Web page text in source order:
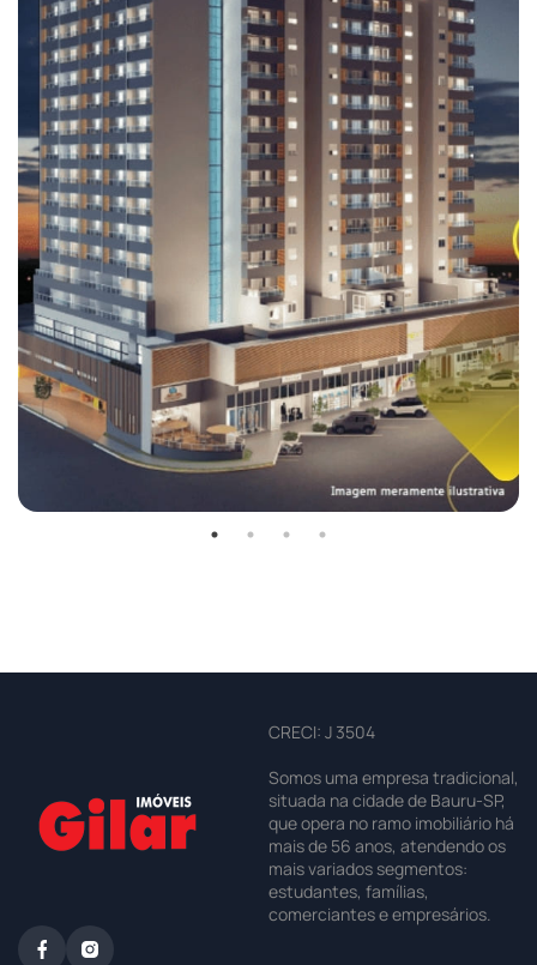
CRECI: J 3504
Somos uma empresa tradicional,
situada na cidade de Bauru-SP,
que opera no ramo imobiliário há
mais de 56 anos, atendendo os
mais variados segmentos:
estudantes, famílias,
comerciantes e empresários.